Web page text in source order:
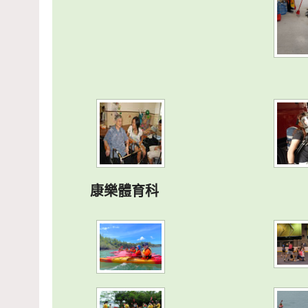
康樂體育科